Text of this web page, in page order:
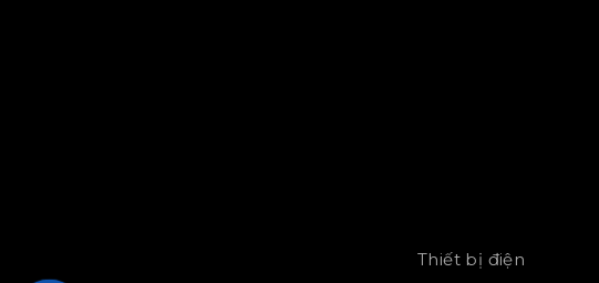
Thiết bị điện